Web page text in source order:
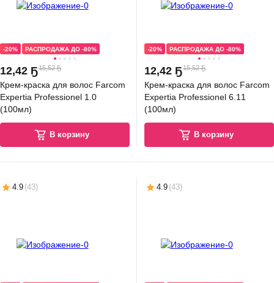
-20% РАСПРОДАЖА ДО -80%
12,42 Ҕ15,52 Ҕ
Крем-краска для волос Farcom
Expertia Professionel 1.0
(100мл)
В корзину
-20% РАСПРОДАЖА ДО -80%
12,42 Ҕ15,52 Ҕ
Крем-краска для волос Farcom
Expertia Professionel 6.11
(100мл)
В корзину
4.9 (43) 4.9 (43)